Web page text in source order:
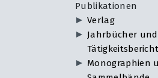
Publikationen
Verlag
Jahrbücher und
Monographien